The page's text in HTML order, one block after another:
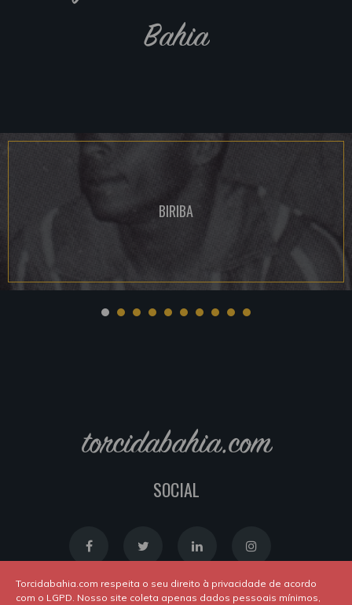
Bahia
BIRIBA
torcidabahia.com
SOCIAL
Torcidabahia.com respeita o seu direito à privacidade de acordo
com o LGPD. Nosso site coleta apenas dados pessoais mínimos,